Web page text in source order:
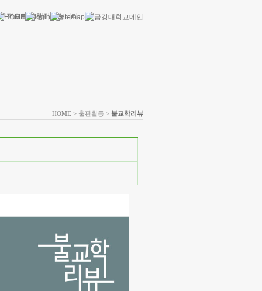
HOME > 출판활동 > 불교학리뷰